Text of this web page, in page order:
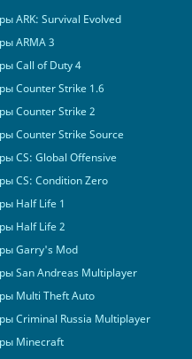
ARK: Survival Evolved
ARMA 3
Call of Duty 4
Counter Strike 1.6
Counter Strike 2
Counter Strike Source
CS: Global Offensive
CS: Condition Zero
Half Life 1
Half Life 2
Garry's Mod
San Andreas Multiplayer
Multi Theft Auto
Criminal Russia Multiplayer
Minecraft